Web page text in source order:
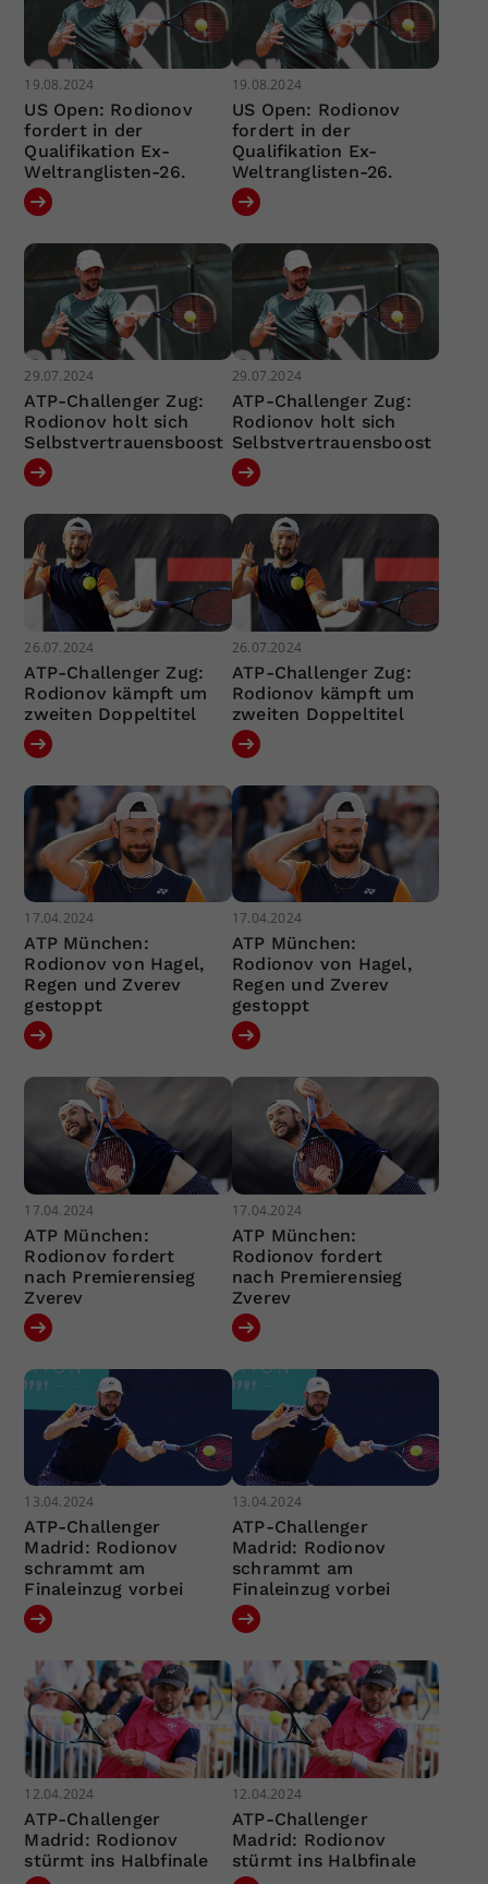
19.08.2024
US Open: Rodionov
fordert in der
Qualifikation Ex-
Weltranglisten-26.
19.08.2024
US Open: Rodionov
fordert in der
Qualifikation Ex-
Weltranglisten-26.
29.07.2024
ATP-Challenger Zug:
Rodionov holt sich
Selbstvertrauensboost
29.07.2024
ATP-Challenger Zug:
Rodionov holt sich
Selbstvertrauensboost
26.07.2024
ATP-Challenger Zug:
Rodionov kämpft um
zweiten Doppeltitel
26.07.2024
ATP-Challenger Zug:
Rodionov kämpft um
zweiten Doppeltitel
17.04.2024
ATP München:
Rodionov von Hagel,
Regen und Zverev
gestoppt
17.04.2024
ATP München:
Rodionov von Hagel,
Regen und Zverev
gestoppt
17.04.2024
ATP München:
Rodionov fordert
nach Premierensieg
Zverev
17.04.2024
ATP München:
Rodionov fordert
nach Premierensieg
Zverev
13.04.2024
ATP-Challenger
Madrid: Rodionov
schrammt am
Finaleinzug vorbei
13.04.2024
ATP-Challenger
Madrid: Rodionov
schrammt am
Finaleinzug vorbei
12.04.2024
ATP-Challenger
Madrid: Rodionov
stürmt ins Halbfinale
12.04.2024
ATP-Challenger
Madrid: Rodionov
stürmt ins Halbfinale